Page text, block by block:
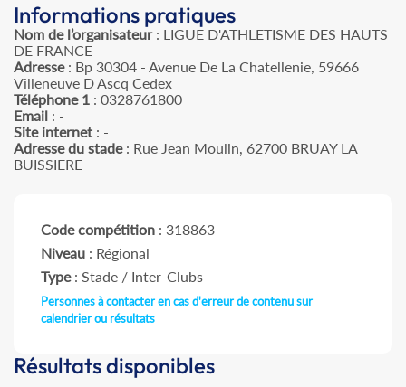
Informations pratiques
Nom de l’organisateur: LIGUE D'ATHLETISME DES HAUTS
DE FRANCE
Adresse: Bp 30304 - Avenue De La Chatellenie, 59666
Villeneuve D Ascq Cedex
Téléphone 1 : 0328761800
Email : -
Site internet : -
Adresse du stade: Rue Jean Moulin, 62700 BRUAY LA
BUISSIERE
Code compétition : 318863
Niveau : Régional
Type: Stade / Inter-Clubs
Personnes à contacter en cas d'erreur de contenu sur
calendrier ou résultats
Résultats disponibles